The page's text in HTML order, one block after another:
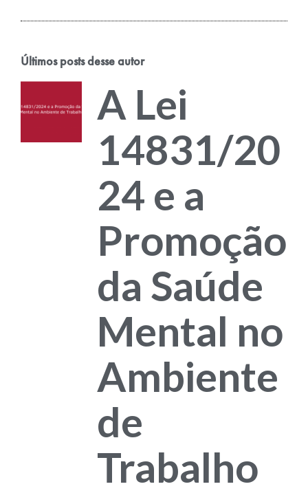
Últimos posts desse autor
A Lei
14831/20
24 e a
Promoção
da Saúde
Mental no
Ambiente
de
Trabalho